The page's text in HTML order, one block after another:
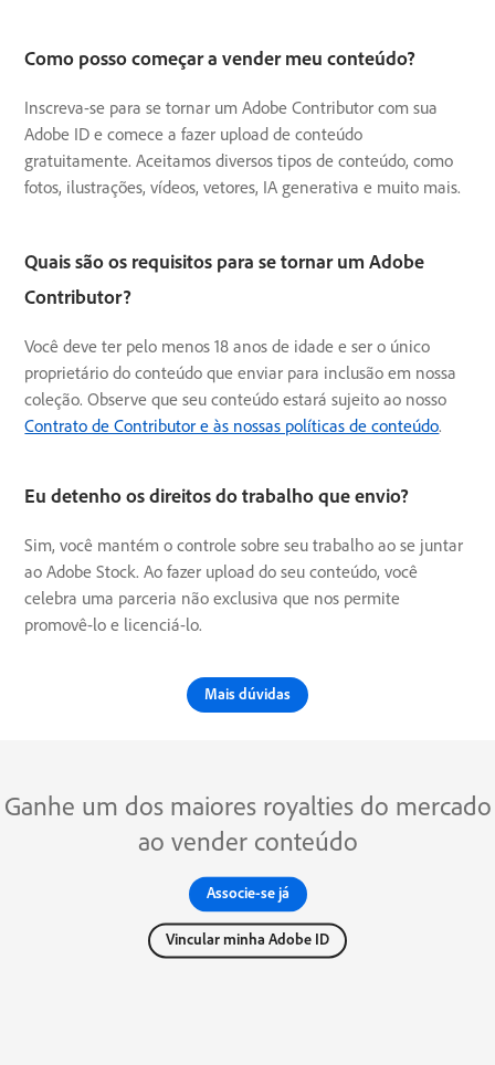
Como posso começar a vender meu conteúdo?
Inscreva-se para se tornar um Adobe Contributor com sua
Adobe ID e comece a fazer upload de conteúdo
gratuitamente. Aceitamos diversos tipos de conteúdo, como
fotos, ilustrações, vídeos, vetores, IA generativa e muito mais.
Quais são os requisitos para se tornar um Adobe
Contributor?
Você deve ter pelo menos 18 anos de idade e ser o único
proprietário do conteúdo que enviar para inclusão em nossa
coleção. Observe que seu conteúdo estará sujeito ao nosso
Contrato de Contributor e às nossas políticas de conteúdo.
Eu detenho os direitos do trabalho que envio?
Sim, você mantém o controle sobre seu trabalho ao se juntar
ao Adobe Stock. Ao fazer upload do seu conteúdo, você
celebra uma parceria não exclusiva que nos permite
promovê-lo e licenciá-lo.
Mais dúvidas
Ganhe um dos maiores royalties do mercado
ao vender conteúdo
Associe-se já
Vincular minha Adobe ID